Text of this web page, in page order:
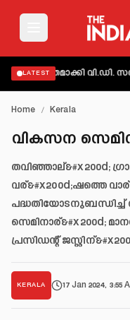
LATEST
വ്യക്തമാക്കി വി.ഡി.
Home / Kerala
വികസന
തവിഞ്ഞാല്&#x200d;
വര്&#x200d;ഷത്തെ
പദ്ധതിയോടനുബന്ധിച്ച്
സെമിനാര്&#x200d;
പ്രസിഡന്റ്
KERALA 17 Jan 2024, 3:55